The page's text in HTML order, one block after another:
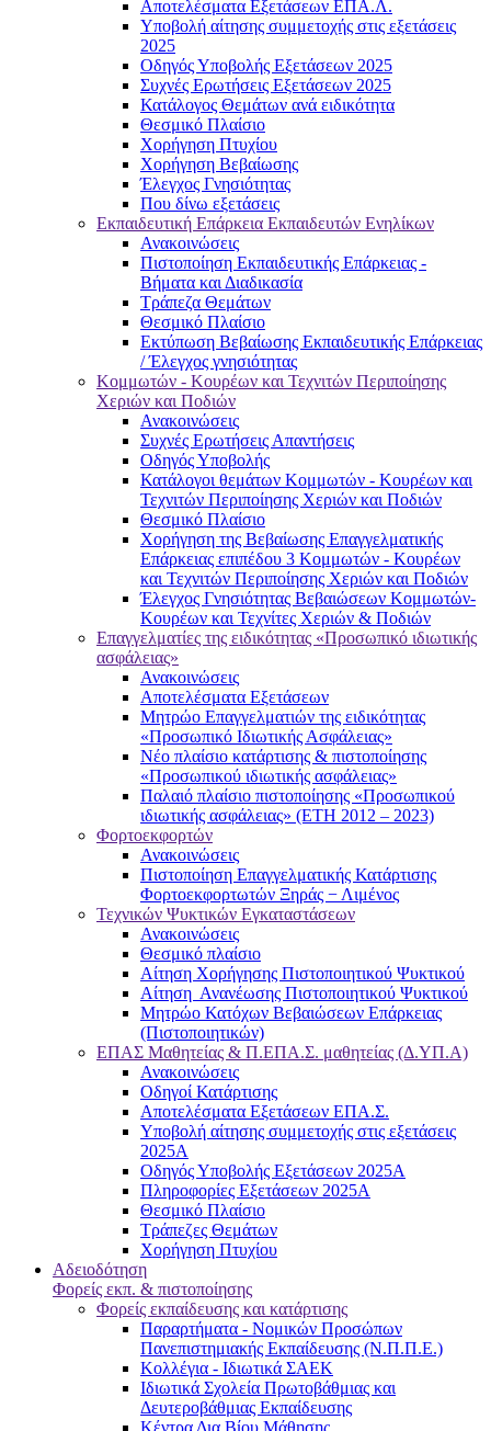
Αποτελέσματα Εξετάσεων ΕΠΑ.Λ.
Υποβολή αίτησης συμμετοχής στις εξετάσεις
2025
Οδηγός Υποβολής Εξετάσεων 2025
Συχνές Ερωτήσεις Εξετάσεων 2025
Κατάλογος Θεμάτων ανά ειδικότητα
Θεσμικό Πλαίσιο
Χορήγηση Πτυχίου
Χορήγηση Βεβαίωσης
Έλεγχος Γνησιότητας
Που δίνω εξετάσεις
Εκπαιδευτική Επάρκεια Εκπαιδευτών Ενηλίκων
Ανακοινώσεις
Πιστοποίηση Εκπαιδευτικής Επάρκειας -
Βήματα και Διαδικασία
Τράπεζα Θεμάτων
Θεσμικό Πλαίσιο
Εκτύπωση Βεβαίωσης Εκπαιδευτικής Επάρκειας
/ Έλεγχος γνησιότητας
Κομμωτών - Κουρέων και Τεχνιτών Περιποίησης
Χεριών και Ποδιών
Ανακοινώσεις
Συχνές Ερωτήσεις Απαντήσεις
Οδηγός Υποβολής
Κατάλογοι θεμάτων Κομμωτών - Κουρέων και
Τεχνιτών Περιποίησης Χεριών και Ποδιών
Θεσμικό Πλαίσιο
Χορήγηση της Βεβαίωσης Επαγγελματικής
Επάρκειας επιπέδου 3 Κομμωτών - Κουρέων
και Τεχνιτών Περιποίησης Χεριών και Ποδιών
Έλεγχος Γνησιότητας Βεβαιώσεων Κομμωτών-
Κουρέων και Τεχνίτες Χεριών & Ποδιών
Επαγγελματίες της ειδικότητας «Προσωπικό ιδιωτικής
ασφάλειας»
Ανακοινώσεις
Αποτελέσματα Εξετάσεων
Μητρώο Επαγγελματιών της ειδικότητας
«Προσωπικό Ιδιωτικής Ασφάλειας»
Νέο πλαίσιο κατάρτισης & πιστοποίησης
«Προσωπικού ιδιωτικής ασφάλειας»
Παλαιό πλαίσιο πιστοποίησης «Προσωπικού
ιδιωτικής ασφάλειας» (ΕΤΗ 2012 – 2023)
Φορτοεκφορτών
Ανακοινώσεις
Πιστοποίηση Επαγγελματικής Κατάρτισης
Φορτοεκφορτωτών Ξηράς − Λιμένος
Τεχνικών Ψυκτικών Εγκαταστάσεων
Ανακοινώσεις
Θεσμικό πλαίσιο
Αίτηση Χορήγησης Πιστοποιητικού Ψυκτικού
Αίτηση Ανανέωσης Πιστοποιητικού Ψυκτικού
Μητρώο Κατόχων Βεβαιώσεων Επάρκειας
(Πιστοποιητικών)
ΕΠΑΣ Μαθητείας & Π.ΕΠΑ.Σ. μαθητείας (Δ.ΥΠ.Α)
Ανακοινώσεις
Oδηγοί Κατάρτισης
Αποτελέσματα Εξετάσεων ΕΠΑ.Σ.
Υποβολή αίτησης συμμετοχής στις εξετάσεις
2025Α
Οδηγός Υποβολής Εξετάσεων 2025A
Πληροφορίες Εξετάσεων 2025Α
Θεσμικό Πλαίσιο
Τράπεζες Θεμάτων
Χορήγηση Πτυχίου
Αδειοδότηση
Φορείς εκπ. & πιστοποίησης
Φορείς εκπαίδευσης και κατάρτισης
Παραρτήματα - Νομικών Προσώπων
Πανεπιστημιακής Εκπαίδευσης (Ν.Π.Π.Ε.)
Κολλέγια - Ιδιωτικά ΣΑΕΚ
Ιδιωτικά Σχολεία Πρωτοβάθμιας και
Δευτεροβάθμιας Εκπαίδευσης
Κέντρα Δια Βίου Μάθησης